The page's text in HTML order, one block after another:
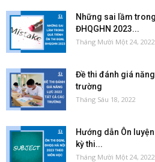
Những sai lầm
ĐHQGHN 2023...
Tháng Mười Một 24, 2022
Đề thi đánh giá
trường
Tháng Sáu 18, 2022
Hướng dẫn Ôn
kỳ thi...
Tháng Mười Một 24, 2022